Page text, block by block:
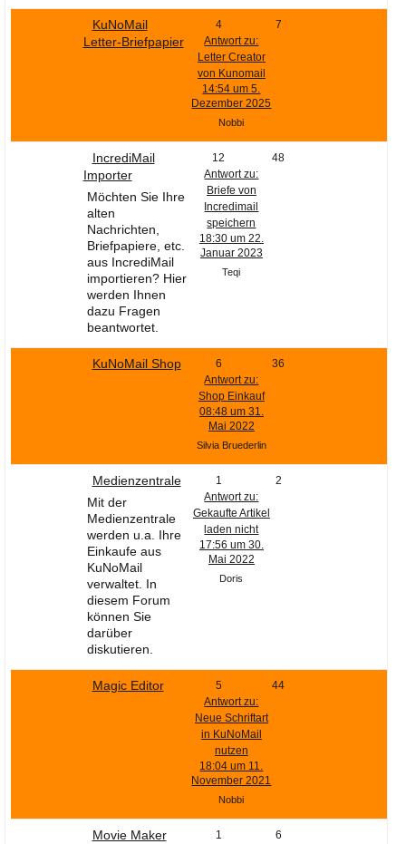
KuNoMail
Letter-Briefpapier
4
7
Antwort zu:
Letter Creator
von Kunomail
14:54 um 5.
Dezember 2025
Nobbi
IncrediMail
Importer
Möchten Sie Ihre
alten
Nachrichten,
Briefpapiere, etc.
aus IncrediMail
importieren? Hier
werden Ihnen
dazu Fragen
beantwortet.
12
48
Antwort zu:
Briefe von
Incredimail
speichern
18:30 um 22.
Januar 2023
Teqi
KuNoMail Shop 6
36
Antwort zu:
Shop Einkauf
08:48 um 31.
Mai 2022
Silvia Bruederlin
Medienzentrale
Mit der
Medienzentrale
werden u.a. Ihre
Einkaufe aus
KuNoMail
verwaltet. In
diesem Forum
können Sie
darüber
diskutieren.
1
2
Antwort zu:
Gekaufte Artikel
laden nicht
17:56 um 30.
Mai 2022
Doris
Magic Editor 5
44
Antwort zu:
Neue Schriftart
in KuNoMail
nutzen
18:04 um 11.
November 2021
Nobbi
Movie Maker
1
6